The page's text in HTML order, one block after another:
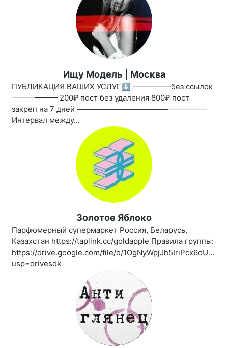
Ищу Модель | Москва
ПУБЛИКАЦИЯ ВАШИХ УСЛУГ⬇️ —————без ссылок
—————— 200₽ пост без удаления 800₽ пост
закреп на 7 дней —————————————————
Интервал между...
Золотое Яблоко
Парфюмерный супермаркет Россия, Беларусь,
Казахстан https://taplink.cc/goldapple Правила группы:
https://drive.google.com/file/d/
usp=drivesdk